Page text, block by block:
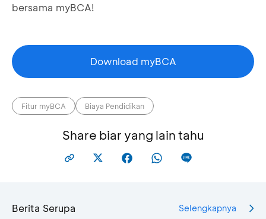
bersama myBCA!
Download myBCA
Fitur myBCA Biaya Pendidikan
Share biar yang lain tahu
Berita Serupa Selengkapnya